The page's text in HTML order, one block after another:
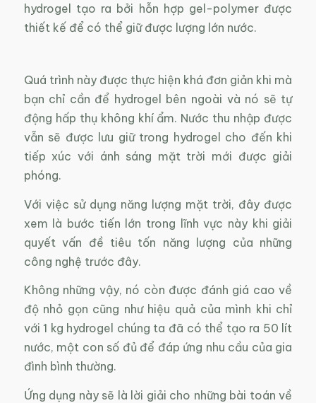
hydrogel tạo ra bởi hỗn hợp gel-polymer được
thiết kế để có thể giữ được lượng lớn nước.
Quá trình này được thực hiện khá đơn giản khi mà
bạn chỉ cần để hydrogel bên ngoài và nó sẽ tự
động hấp thụ không khí ẩm. Nước thu nhập được
vẫn sẽ được lưu giữ trong hydrogel cho đến khi
tiếp xúc với ánh sáng mặt trời mới được giải
phóng.
Với việc sử dụng năng lượng mặt trời, đây được
xem là bước tiến lớn trong lĩnh vực này khi giải
quyết vấn đề tiêu tốn năng lượng của những
công nghệ trước đây.
Không những vậy, nó còn được đánh giá cao về
độ nhỏ gọn cũng như hiệu quả của mình khi chỉ
với 1 kg hydrogel chúng ta đã có thể tạo ra 50 lít
nước, một con số đủ để đáp ứng nhu cầu của gia
đình bình thường.
Ứng dụng này sẽ là lời giải cho những bài toán về